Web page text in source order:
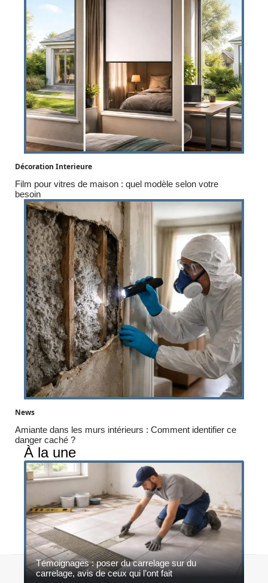
Décoration Interieure
Film pour vitres de maison : quel modèle selon votre
besoin
News
Amiante dans les murs intérieurs : Comment identifier ce
danger caché ?
À la une
Témoignages : poser du carrelage sur du
carrelage, avis de ceux qui l’ont fait
© 2026 | ecoconstruction.net